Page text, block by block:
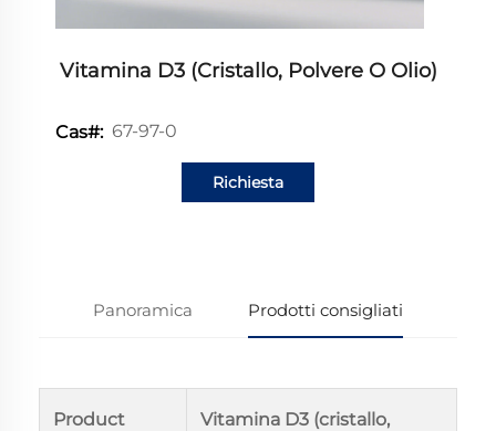
Vitamina D3 (cristallo, Polvere O Olio)
Cas#: 67-97-0
Richiesta
Panoramica Prodotti consigliati
Product
Vitamina D3 (cristallo,